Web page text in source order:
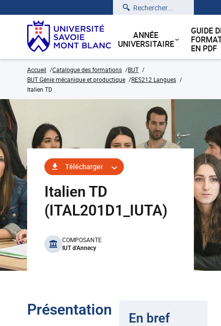
Rechercher
ANNÉE
UNIVERSITAIRE
GUIDE
EN PDF
Accueil Catalogue des formations
BUT
BUT Génie mécanique et productique
RES212 Langues
Italien TD
Télécharger
Italien TD
(ITAL201D1_IUTA)
benefits
COMPOSANTE
IUT d'Annecy
Présentation En bref